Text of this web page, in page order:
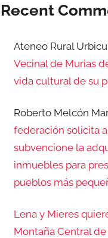
Recent
Ateneo Rural
Vecinal de Murias
vida cultural de su
Roberto Melcón
federación solicita
subvencione la
inmuebles para
pueblos más
Lena y Mieres
Montaña Central